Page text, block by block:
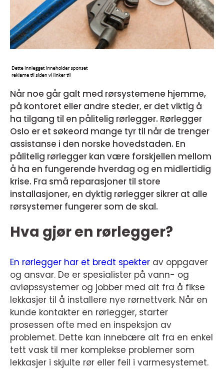
Når noe går galt med rørsystemene hjemme,
på kontoret eller andre steder, er det viktig å
ha tilgang til en pålitelig rørlegger. Rørlegger
Oslo er et søkeord mange tyr til når de trenger
assistanse i den norske hovedstaden. En
pålitelig rørlegger kan være forskjellen mellom
å ha en fungerende hverdag og en midlertidig
krise. Fra små reparasjoner til store
installasjoner, en dyktig rørlegger sikrer at alle
rørsystemer fungerer som de skal.
Hva gjør en rørlegger?
En rørlegger har et bredt spekter av oppgaver
og ansvar. De er spesialister på vann- og
avløpssystemer og jobber med alt fra å fikse
lekkasjer til å installere nye rørnettverk. Når en
kunde kontakter en rørlegger, starter
prosessen ofte med en inspeksjon av
problemet. Dette kan innebære alt fra en enkel
tett vask til mer komplekse problemer som
lekkasjer i skjulte rør eller feil i varmesystemet.